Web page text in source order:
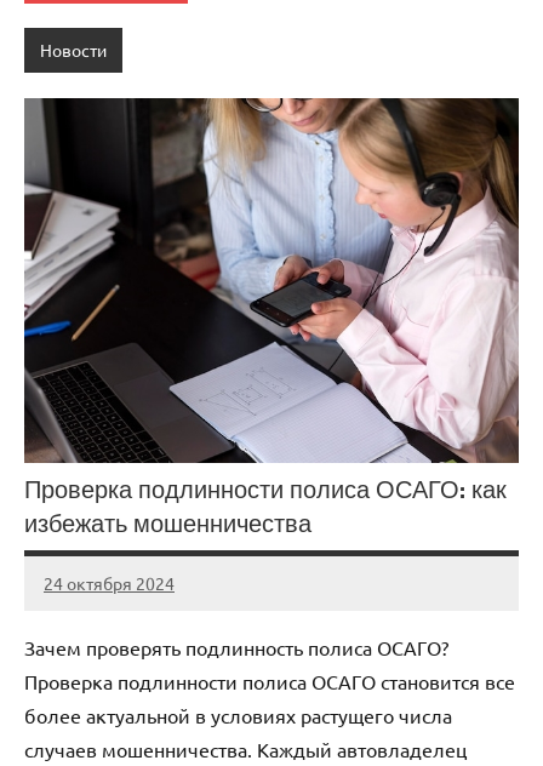
Новости
Проверка подлинности полиса ОСАГО: как
избежать мошенничества
24 октября 2024
Avtor
Нет
Зачем проверять подлинность полиса ОСАГО?
Проверка подлинности полиса ОСАГО становится все
более актуальной в условиях растущего числа
случаев мошенничества. Каждый автовладелец